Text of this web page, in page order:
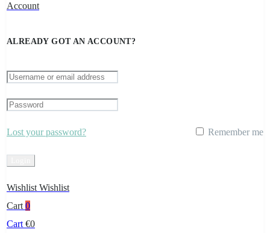
Account
ALREADY GOT AN ACCOUNT?
Lost your password? Remember me
Wishlist Wishlist
Cart 0
Cart €0